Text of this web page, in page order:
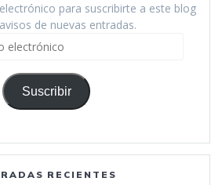
para suscribirte a este blog
de nuevas entradas.
Dirección
correo
electrónico
Suscribir
RECIENTES